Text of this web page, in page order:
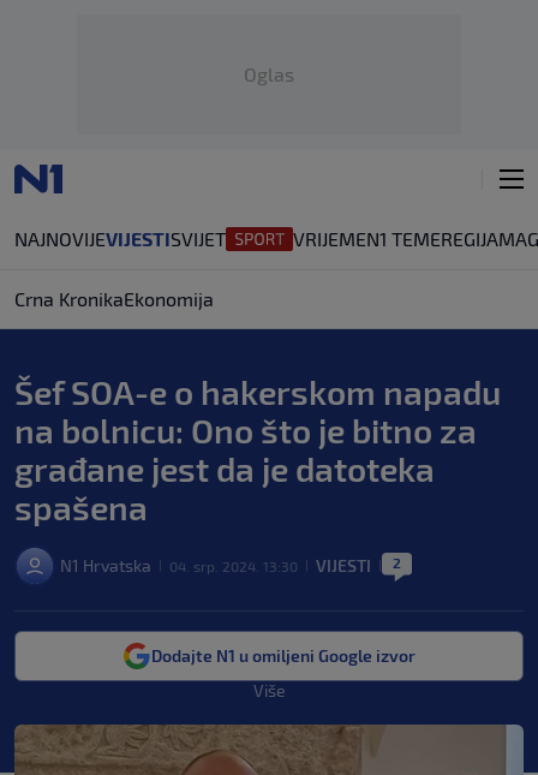
Oglas
NAJNOVIJEVIJESTISVIJET VRIJEMEN1 TEMEREGIJA
Crna KronikaEkonomija
Šef SOA-e o hakerskom napadu
na bolnicu: Ono što je bitno za
građane jest da je datoteka
spašena
N1 Hrvatska 04. srp. 2024. 13:30 VIJESTI 2
Dodajte N1 u omiljeni Google izvor
Više